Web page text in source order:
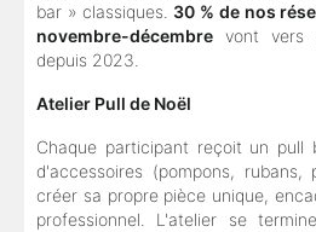
bar » classiques. 30 % de nos
novembre-décembre vont vers
depuis 2023.
Atelier Pull de Noël
Chaque participant reçoit un pull
d'accessoires (pompons, rubans,
créer sa propre pièce unique,
professionnel. L'atelier se